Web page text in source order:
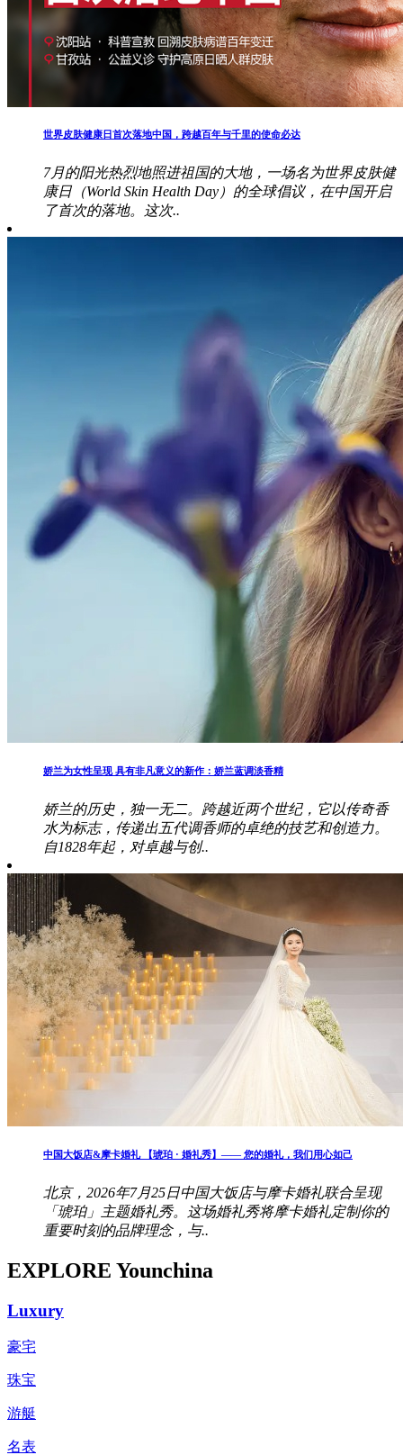
世界皮肤健康日首次落地中国，跨越百年与千里的使命必达
7月的阳光热烈地照进祖国的大地，一场名为世界皮肤健
康日（World Skin Health Day）的全球倡议，在中国开启
了首次的落地。这次..
娇兰为女性呈现 具有非凡意义的新作：娇兰蓝调淡香精
娇兰的历史，独一无二。跨越近两个世纪，它以传奇香
水为标志，传递出五代调香师的卓绝的技艺和创造力。
自1828年起，对卓越与创..
中国大饭店&摩卡婚礼 【琥珀 · 婚礼秀】—— 您的婚礼，我们用心如己
北京，2026年7月25日中国大饭店与摩卡婚礼联合呈现
「琥珀」主题婚礼秀。这场婚礼秀将摩卡婚礼定制你的
重要时刻的品牌理念，与..
EXPLORE Younchina
Luxury
豪宅
珠宝
游艇
名表